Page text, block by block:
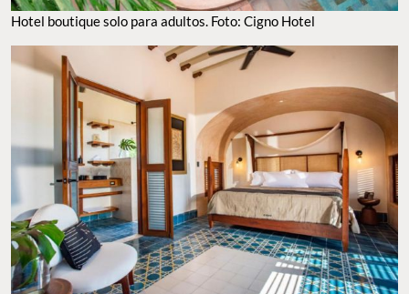
Hotel boutique solo para adultos. Foto: Cigno Hotel